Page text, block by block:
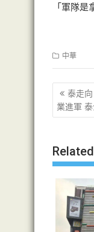
「軍隊
中華
文
章
泰走
業進軍